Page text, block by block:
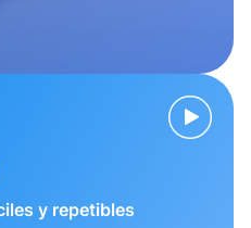
y repetibles